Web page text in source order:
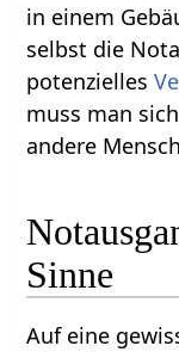
in einem
selbst die
potenzielles
muss man
andere
Sinne
Auf eine